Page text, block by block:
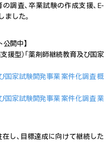
調査、卒業試験の作成支援、E-
した。
開中】
援型）「薬剤師継続教育及び国家
国家試験開発事業 案件化調査 概
国家試験開発事業 案件化調査 業
し、目標達成に向けて継続した